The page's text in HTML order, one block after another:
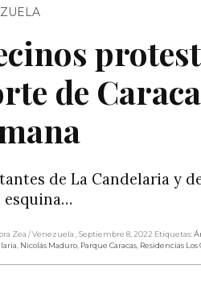
de
de La Candelaria y
esquina…
Zea / Venezuela , Septiembre 8, 2022 Etiquetas:
, Nicolás Maduro, Parque Caracas, Residencias Los